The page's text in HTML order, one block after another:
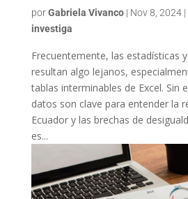
porGabriela Vivanco| Nov 8, 2024|
investiga
Frecuentemente, las estadísticas
resultan algo lejanos,
tablas interminables de Excel. Sin
datos son clave para entender la
Ecuador y las brechas de
es...